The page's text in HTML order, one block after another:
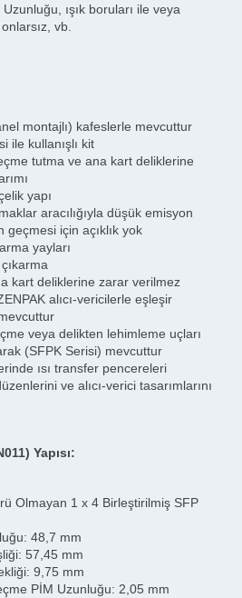
ışık boruları ile veya
vb.
montajlı) kafeslerle mevcuttur
ile kullanışlı kit
tutma ve ana kart deliklerine
yapı
aracılığıyla düşük emisyon
geçmesi için açıklık yok
yayları
kart deliklerine zarar verilmez
alıcı-vericilerle eşleşir
veya delikten lehimleme uçları
(SFPK Serisi) mevcuttur
ısı transfer pencereleri
ve alıcı-verici tasarımlarını
Yapısı:
Olmayan 1 x 4 Birleştirilmiş SFP
48,7 mm
57,45 mm
9,75 mm
PİM Uzunluğu: 2,05 mm